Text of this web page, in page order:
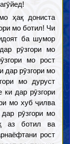
ҳақ дониста
мо ботил! Чи
ба шумор
рӯзгори мо
мо рост
дар рӯзгори мо
мо дуруст
ки дар рӯзгори
мо хуб ҷилва
рӯзгори мо
аз ботил ва
рост